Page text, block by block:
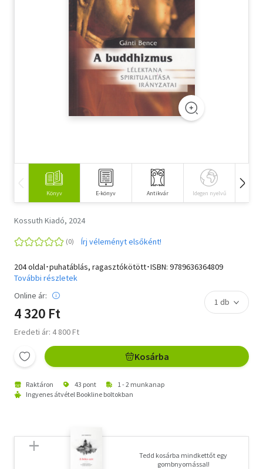
Szótár, nyelvkönyv
Tankönyv, segédkönyv
Természettudomány
Vallás
Könyv E-könyv Antikvár Idegen nyelvű
Kossuth Kiadó, 2024
Írj véleményt elsőként!
204 oldal･puhatáblás, ragasztókötött･ISBN: 9789636364809
További részletek
Online ár:
4 320 Ft
Eredeti ár: 4 800 Ft
Kosárba
Raktáron 43 pont
1 - 2 munkanap
Ingyenes átvétel Bookline boltokban
Tedd kosárba mindkettőt egy
gombnyomással!